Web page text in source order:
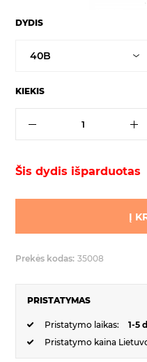
DYDIS
KIEKIS
Šis dydis išparduotas
Į
Prekės kodas: 35008
PRISTATYMAS
Pristatymo laikas:
1-5
Pristatymo kaina